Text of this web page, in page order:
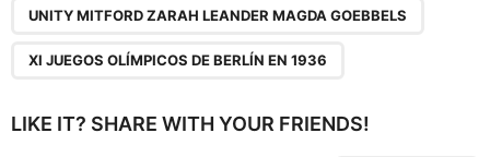
UNITY MITFORD ZARAH LEANDER MAGDA GOEBBELS
XI JUEGOS OLÍMPICOS DE BERLÍN EN 1936
LIKE IT? SHARE WITH YOUR FRIENDS!